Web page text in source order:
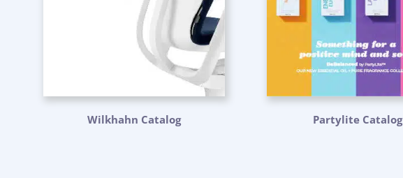
Wilkhahn Catalog Partylite Catalog